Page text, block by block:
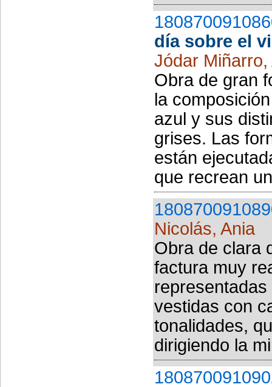
día sobre el
Jódar
Obra de gran
la
azul y sus
grises. Las
están
que recrean
Nicolás, Ania
Obra de clara
factura muy
vestidas con
tonalidades,
dirigiendo la